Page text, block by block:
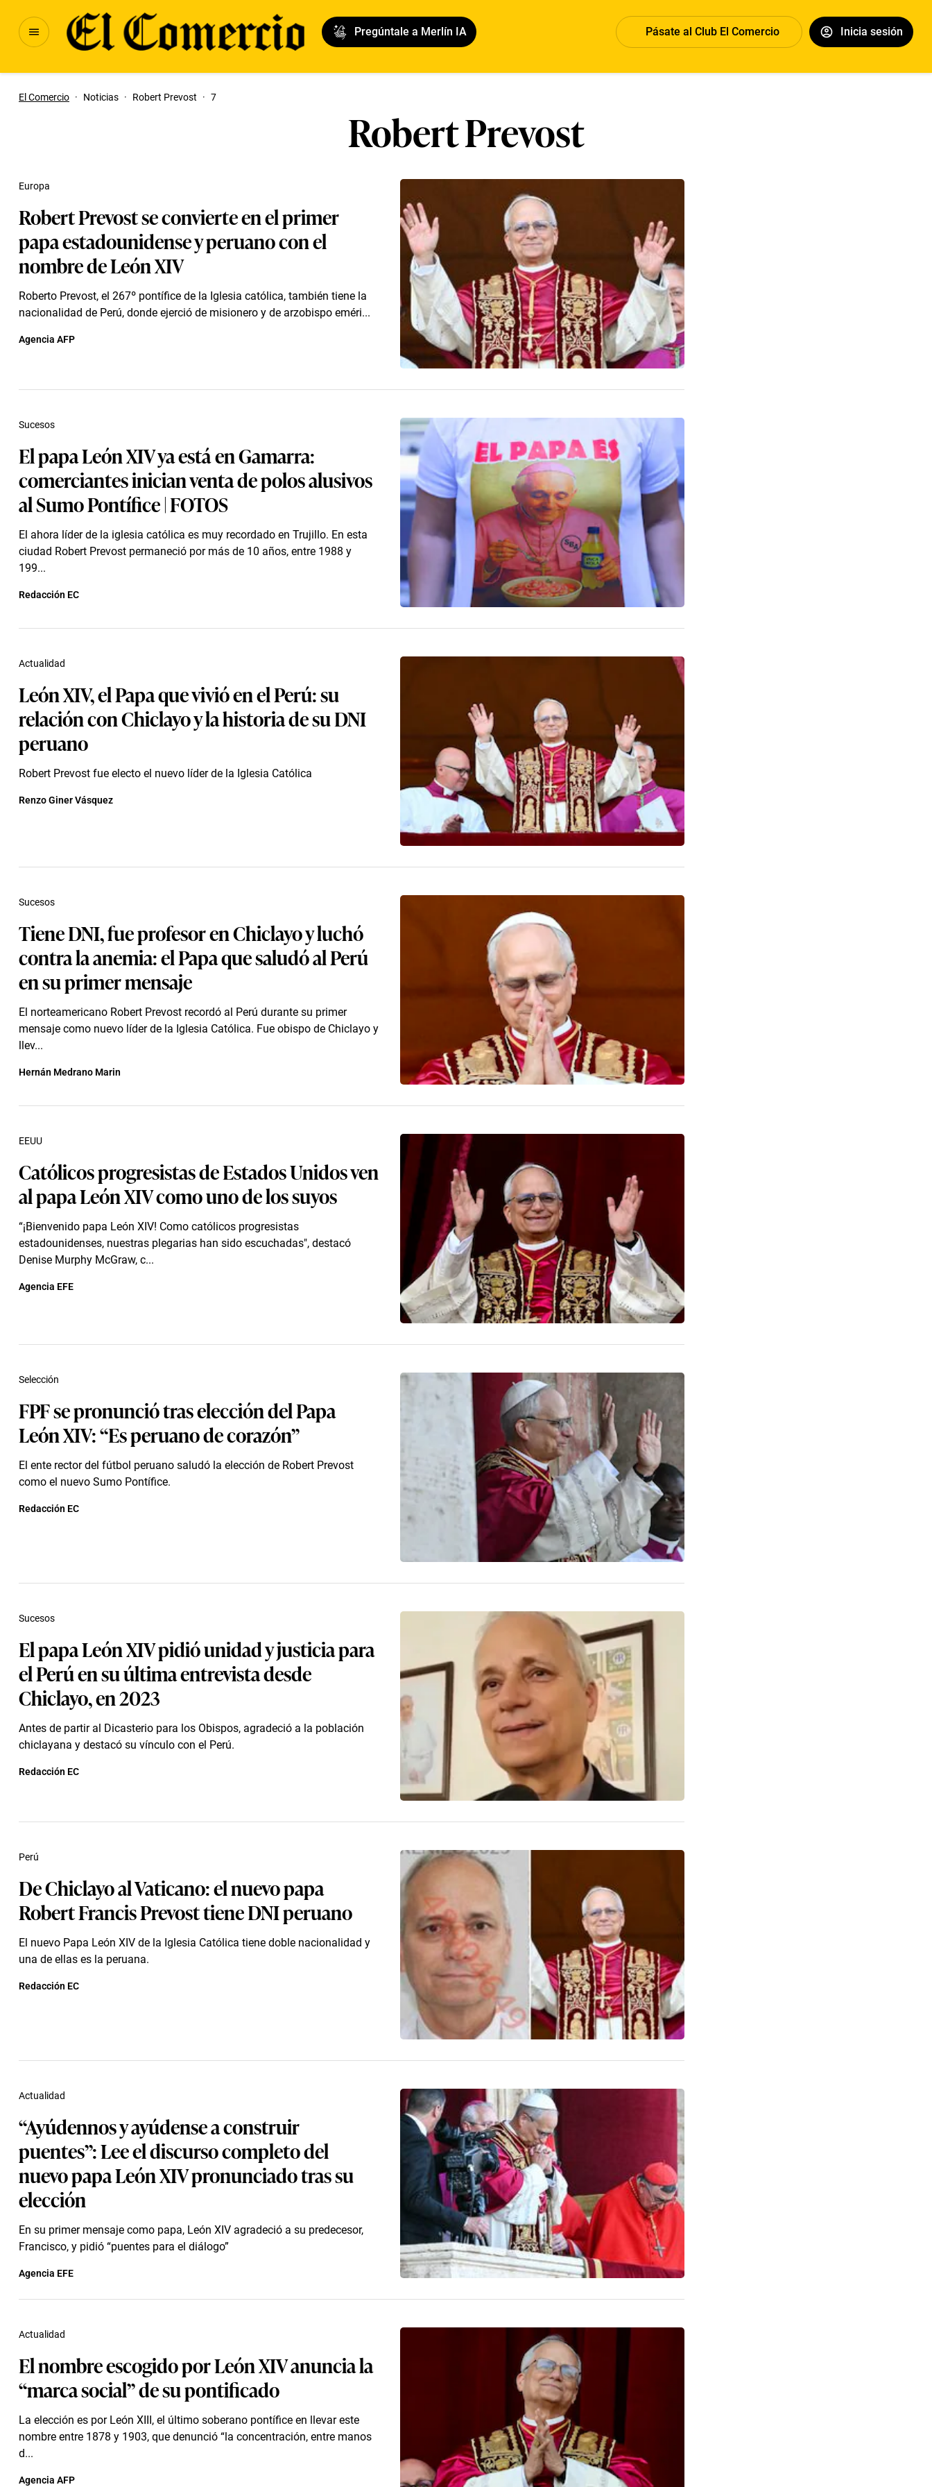
Pregúntale a Merlín IA Pásate al Club El Comercio Inicia sesión
El Comercio · Noticias · Robert Prevost · 7
Robert Prevost
Robert Prevost se convierte en el primer
papa estadounidense y peruano con el
nombre de León XIV
Roberto Prevost, el 267º pontífice de la Iglesia católica, también tiene la
nacionalidad de Perú, donde ejerció de misionero y de arzobispo eméri...
Europa
Agencia AFP
El papa León XIV ya está en Gamarra:
comerciantes inician venta de polos alusivos
al Sumo Pontífice | FOTOS
El ahora líder de la iglesia católica es muy recordado en Trujillo. En esta
ciudad Robert Prevost permaneció por más de 10 años, entre 1988 y
199...
Sucesos
Redacción EC
León XIV, el Papa que vivió en el Perú: su
relación con Chiclayo y la historia de su DNI
peruano
Robert Prevost fue electo el nuevo líder de la Iglesia Católica
Actualidad
Renzo Giner Vásquez
Tiene DNI, fue profesor en Chiclayo y luchó
contra la anemia: el Papa que saludó al Perú
en su primer mensaje
El norteamericano Robert Prevost recordó al Perú durante su primer
mensaje como nuevo líder de la Iglesia Católica. Fue obispo de Chiclayo y
llev...
Sucesos
Hernán Medrano Marin
Católicos progresistas de Estados Unidos ven
al papa León XIV como uno de los suyos
“¡Bienvenido papa León XIV! Como católicos progresistas
estadounidenses, nuestras plegarias han sido escuchadas", destacó
Denise Murphy McGraw, c...
EEUU
Agencia EFE
FPF se pronunció tras elección del Papa
León XIV: “Es peruano de corazón”
El ente rector del fútbol peruano saludó la elección de Robert Prevost
como el nuevo Sumo Pontífice.
Selección
Redacción EC
El papa León XIV pidió unidad y justicia para
el Perú en su última entrevista desde
Chiclayo, en 2023
Antes de partir al Dicasterio para los Obispos, agradeció a la población
chiclayana y destacó su vínculo con el Perú.
Sucesos
Redacción EC
De Chiclayo al Vaticano: el nuevo papa
Robert Francis Prevost tiene DNI peruano
El nuevo Papa León XIV de la Iglesia Católica tiene doble nacionalidad y
una de ellas es la peruana.
Perú
Redacción EC
“Ayúdennos y ayúdense a construir
puentes”: Lee el discurso completo del
nuevo papa León XIV pronunciado tras su
elección
En su primer mensaje como papa, León XIV agradeció a su predecesor,
Francisco, y pidió “puentes para el diálogo”
Actualidad
Agencia EFE
El nombre escogido por León XIV anuncia la
“marca social” de su pontificado
La elección es por León XIII, el último soberano pontífice en llevar este
nombre entre 1878 y 1903, que denunció “la concentración, entre manos
d...
Actualidad
Agencia AFP